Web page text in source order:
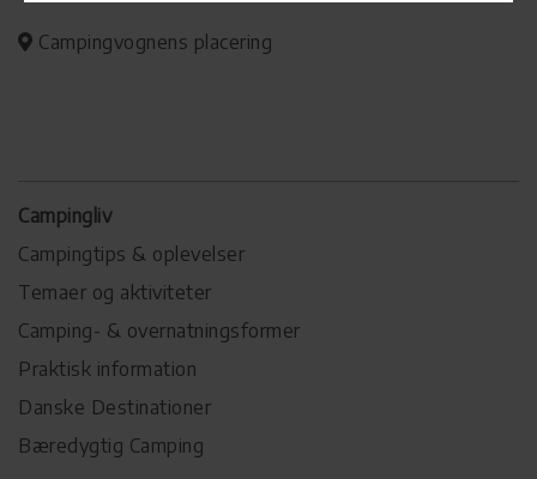
Campingvognens placering
Campingliv
Campingtips & oplevelser
Temaer og aktiviteter
Camping- & overnatningsformer
Praktisk information
Danske Destinationer
Bæredygtig Camping